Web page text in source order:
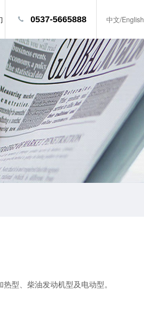
 0537-5665888 中文/English
型、柴油发动机型及电动型。